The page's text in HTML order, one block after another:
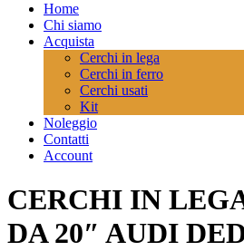
Home
Chi siamo
Acquista
Cerchi in lega
Cerchi in ferro
Cerchi usati
Kit
Noleggio
Contatti
Account
CERCHI IN
DA 20″ AUDI